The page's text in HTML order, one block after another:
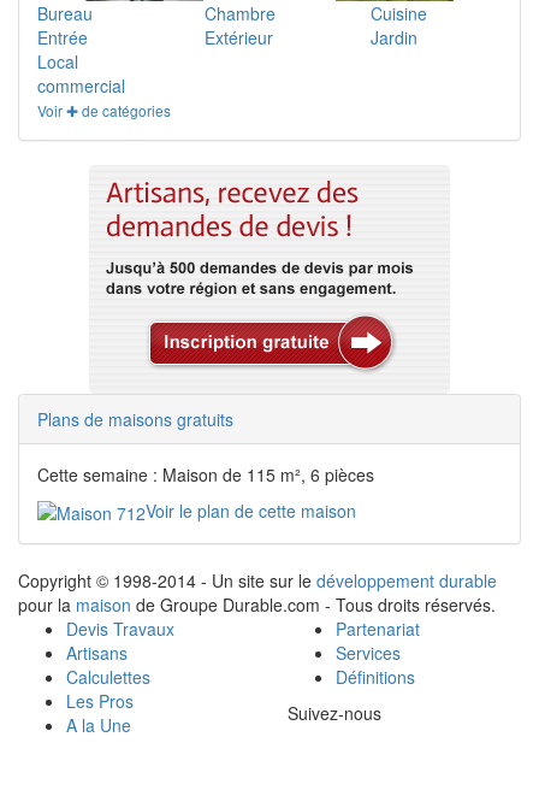
Bureau Chambre
Cuisine
Entrée
Extérieur
Jardin
Local
commercial
Voir ✚ de catégories
Plans de maisons gratuits
Cette semaine : Maison de 115 m², 6 pièces
Voir le plan de cette maison
Copyright © 1998-2014 - Un site sur le développement durable
pour la maison de Groupe Durable.com - Tous droits réservés.
Devis Travaux
Artisans
Calculettes
Les Pros
A la Une
Partenariat
Services
Définitions
Suivez-nous